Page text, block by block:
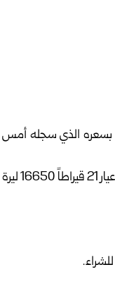
400 ليرة سورية جديدة، ‏مقارنةً بسعره الذي سجله أمس
اليوم الثلاثاء، بلغ ‏سعر غرام الذهب عيار 21 قيراطاً ‌‏‌‏16650 ليرة